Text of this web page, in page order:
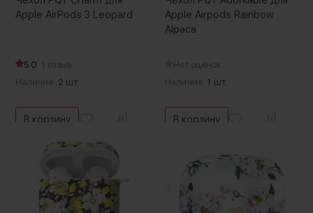
Apple AirPods 3 Leopard
5.0
1 отзыв
Наличие: 2 шт.
В корзину
Apple Airpods Rainbow
Alpaca
Нет оценок
Наличие: 1 шт.
В корзину